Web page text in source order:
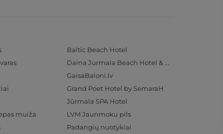
Baltic Beach Hotel
Daina Jurmala Beach Hotel & SPA
GaisaBaloni.lv
Grand Poet Hotel by SemaraH
Jūrmala SPA Hotel
muiža
LVM Jaunmoku pils
Padangių nuotykiai